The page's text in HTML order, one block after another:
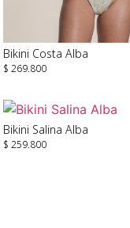
Bikini Costa Alba
$ 269.800
Bikini Salina Alba
$ 259.800